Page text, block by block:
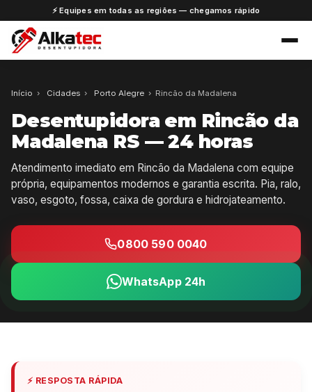
⚡ Equipes em todas as regiões — chegamos rápido
Início › Cidades › Porto Alegre › Rincão da Madalena
Desentupidora em Rincão da
Madalena RS — 24 horas
Atendimento imediato em Rincão da Madalena com equipe
própria, equipamentos modernos e garantia escrita. Pia, ralo,
vaso, esgoto, fossa, caixa de gordura e hidrojateamento.
0800 590 0040
WhatsApp 24h
⚡ RESPOSTA RÁPIDA